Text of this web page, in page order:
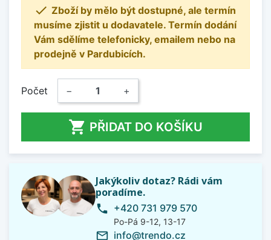
 Zboží by mělo být dostupné, ale termín
musíme zjistit u dodavatele. Termín dodání
Vám sdělíme telefonicky, emailem nebo na
prodejně v Pardubicích.
Počet − +
 PŘIDAT DO KOŠÍKU
Jakýkoliv dotaz? Rádi vám
poradíme.
phone +420 731 979 570
Po-Pá 9-12, 13-17
mail_outline info@trendo.cz